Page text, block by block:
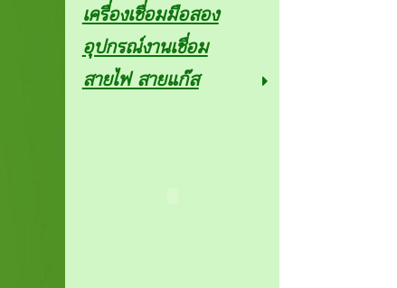
เครื่องเชื่อมมือสอง
อุปกรณ์งานเชื่อม
สายไฟ สายแก๊ส
Tel
E-